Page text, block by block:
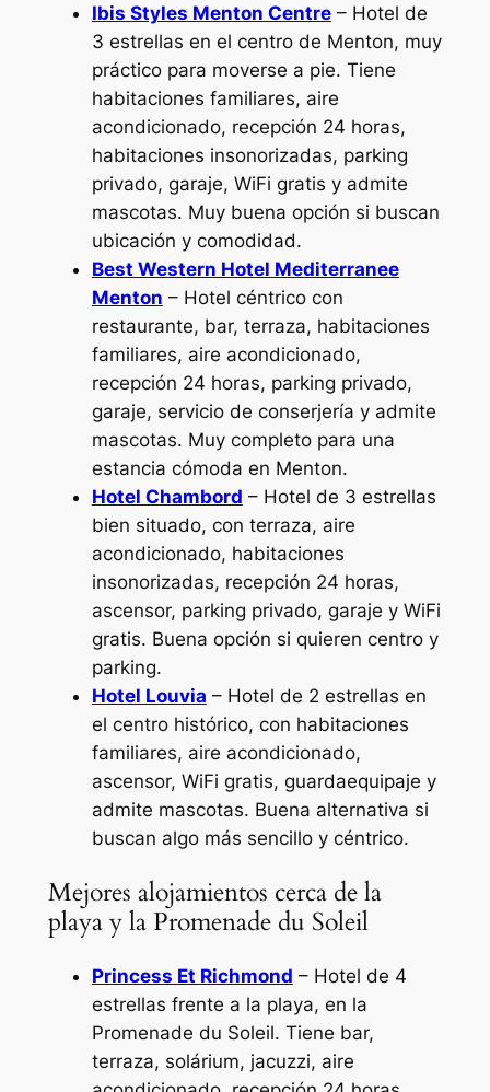
Ibis Styles Menton Centre– Hotel de
3 estrellas en el centro de Menton, muy
práctico para moverse a pie. Tiene
habitaciones familiares, aire
acondicionado, recepción 24 horas,
habitaciones insonorizadas, parking
privado, garaje, WiFi gratis y admite
mascotas. Muy buena opción si buscan
ubicación y comodidad.
Best Western Hotel Mediterranee
Menton – Hotel céntrico con
restaurante, bar, terraza, habitaciones
familiares, aire acondicionado,
recepción 24 horas, parking privado,
garaje, servicio de conserjería y admite
mascotas. Muy completo para una
estancia cómoda en Menton.
Hotel Chambord – Hotel de 3 estrellas
bien situado, con terraza, aire
acondicionado, habitaciones
insonorizadas, recepción 24 horas,
ascensor, parking privado, garaje y WiFi
gratis. Buena opción si quieren centro y
parking.
Hotel Louvia – Hotel de 2 estrellas en
el centro histórico, con habitaciones
familiares, aire acondicionado,
ascensor, WiFi gratis, guardaequipaje y
admite mascotas. Buena alternativa si
buscan algo más sencillo y céntrico.
Mejores alojamientos cerca de la
playa y la Promenade du Soleil
Princess Et Richmond – Hotel de 4
estrellas frente a la playa, en la
Promenade du Soleil. Tiene bar,
terraza, solárium, jacuzzi, aire